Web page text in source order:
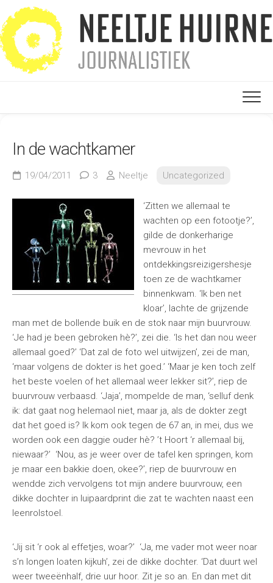
naar
de
inhoud
In de wachtkamer
19/04/2011 3 Neeltje Uncategorized
‘Zitten we allemaal te
wachten op een fotootje?’,
gilde de donkerharige
mevrouw in het
ontdekkingsreizigershesje
toen ze de wachtkamer
binnenkwam. ‘Ik ben net
kloar’, lachte de grijzende
man met de bollende buik en de stok naar mijn buurvrouw.
‘Je had je been gebroken hè?’, zei die. ‘Is het dan nou weer
allemaal goed?’ ‘Dat zal de foto wel uitwijzen’, zei de man,
‘maar volgens de dokter is het goed.’ ‘Maar je ken toch zelf
het beste voelen of het allemaal weer lekker sit?’, riep de
buurvrouw verbaasd. ‘Jaja’, mompelde de man, ‘selluf denk
ik: dat gaat nog helemaol niet, maar ja, als de dokter zegt
dat het goed is? Ik kom ook tegen de 67 an, in mei, dus we
worden ook een daggie ouder hè? ’t Hoort ‘r allemaal bij,
niewaar?’ ‘Nou, as je weer over de tafel ken springen, kom
je maar een bakkie doen, okee?’, riep de buurvrouw en
wendde zich vervolgens tot mijn andere buurvrouw, een
dikke dochter in luipaardprint die zat te wachten naast een
leenrolstoel.
‘Jij sit ‘r ook al effetjes, woar?’ ‘Ja, me vader mot weer noar
s’n longen loaten kijkuh’, zei de dikke dochter. ‘Dat duurt wel
weer tweeënhalf, drie uur hoor. Zit je so an. En dan met dit